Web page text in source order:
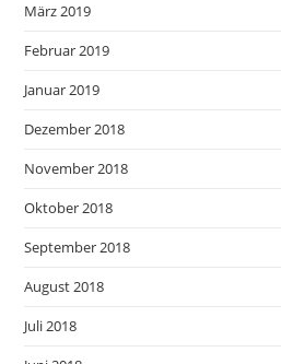
März 2019
Februar 2019
Januar 2019
Dezember 2018
November 2018
Oktober 2018
September 2018
August 2018
Juli 2018